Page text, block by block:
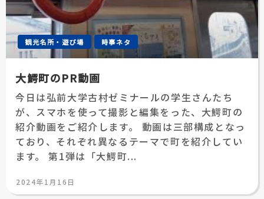
観光名所・遊び場 時事ネタ
大鰐町のPR動画
今日は弘前大学古村ゼミナールの学生さんたち
が、スマホを使って撮影と編集をった、大鰐町の
紹介動画をご紹介します。 動画は三部構成となっ
ており、それぞれ異なるテーマで町を紹介してい
ます。 第1弾は「大鰐町...
投
日:
2024年1月16日